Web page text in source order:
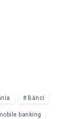
Bănci
banking